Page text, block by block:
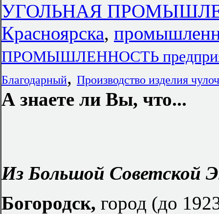
УГОЛЬНАЯ
Красноярска,
ПРОМЫШЛЕННОСТЬ
Благодарный, Производство изделия
А знаете ли Вы, что...
Из Большой Советской
Богородск, город (до